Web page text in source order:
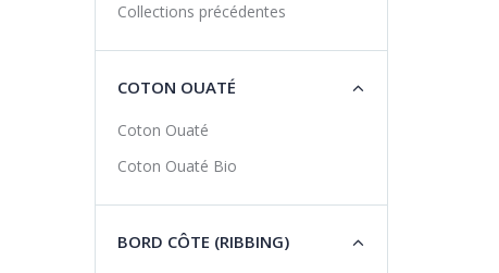
Collections précédentes
COTON OUATÉ
Coton Ouaté
Coton Ouaté Bio
BORD CÔTE (RIBBING)